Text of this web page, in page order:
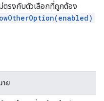
ตรงกับตัวเลือกที่ถูกต้อง
าย